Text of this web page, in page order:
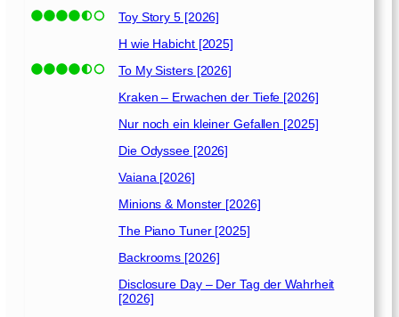
Toy Story 5 [2026]
H wie Habicht [2025]
To My Sisters [2026]
Kraken – Erwachen der Tiefe [2026]
Nur noch ein kleiner Gefallen [2025]
Die Odyssee [2026]
Vaiana [2026]
Minions & Monster [2026]
The Piano Tuner [2025]
Backrooms [2026]
Disclosure Day – Der Tag der Wahrheit
[2026]